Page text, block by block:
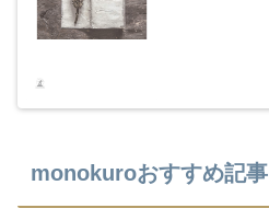
monokuroおすすめ記事